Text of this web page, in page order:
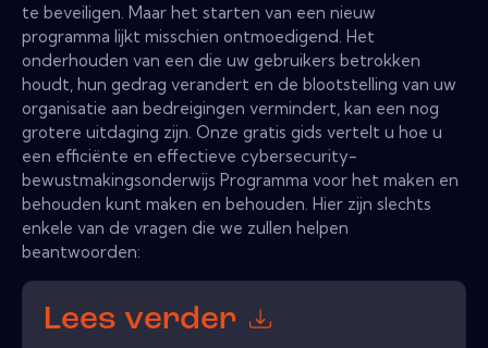
te beveiligen. Maar het starten van een nieuw
programma lijkt misschien ontmoedigend. Het
onderhouden van een die uw gebruikers betrokken
houdt, hun gedrag verandert en de blootstelling van uw
organisatie aan bedreigingen vermindert, kan een nog
grotere uitdaging zijn. Onze gratis gids vertelt u hoe u
een efficiënte en effectieve cybersecurity-
bewustmakingsonderwijs Programma voor het maken en
behouden kunt maken en behouden. Hier zijn slechts
enkele van de vragen die we zullen helpen
beantwoorden:
Lees verder